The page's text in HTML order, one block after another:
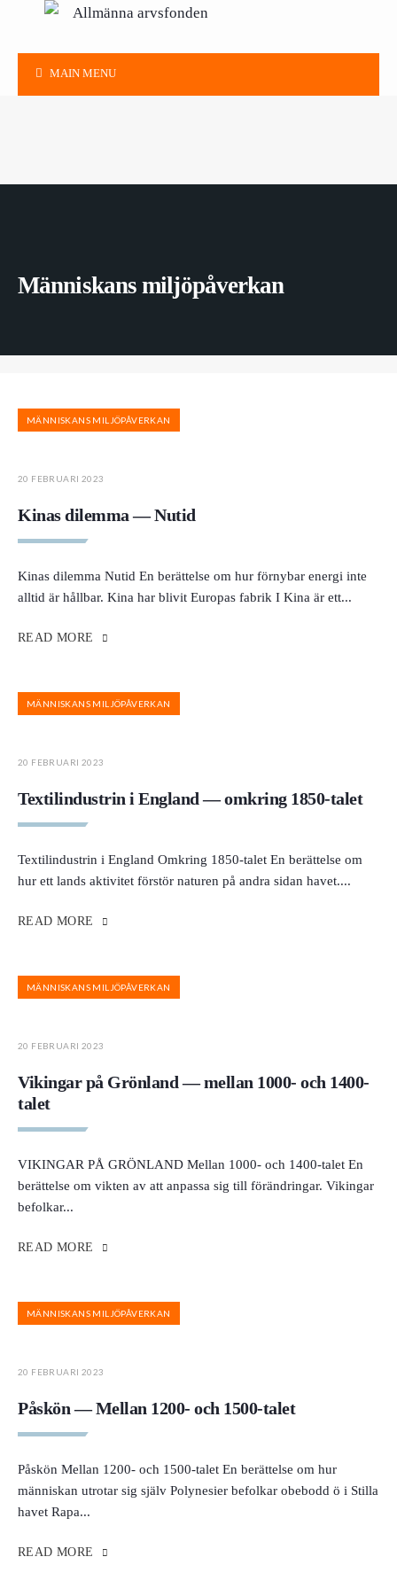
MAIN MENU
Människans miljöpåverkan
MÄNNISKANS MILJÖPÅVERKAN
20 FEBRUARI 2023
Kinas dilemma — Nutid
Kinas dilemma Nutid En berättelse om hur förnybar energi inte
alltid är hållbar. Kina har blivit Europas fabrik I Kina är ett...
READ MORE
MÄNNISKANS MILJÖPÅVERKAN
20 FEBRUARI 2023
Textilindustrin i England — omkring 1850-talet
Textilindustrin i England Omkring 1850-talet En berättelse om
hur ett lands aktivitet förstör naturen på andra sidan havet....
READ MORE
MÄNNISKANS MILJÖPÅVERKAN
20 FEBRUARI 2023
Vikingar på Grönland — mellan 1000- och 1400-
talet
VIKINGAR PÅ GRÖNLAND Mellan 1000- och 1400-talet En
berättelse om vikten av att anpassa sig till förändringar. Vikingar
befolkar...
READ MORE
MÄNNISKANS MILJÖPÅVERKAN
20 FEBRUARI 2023
Påskön — Mellan 1200- och 1500-talet
Påskön Mellan 1200- och 1500-talet En berättelse om hur
människan utrotar sig själv Polynesier befolkar obebodd ö i Stilla
havet Rapa...
READ MORE